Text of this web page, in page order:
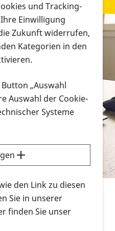
verschiedenen
nach Infonmaterial
bzw. herunterladen
dieErklärvideos zum
PRO RETINA-Website
Menschen an.
Infomaterial
und Tracking-
Einwilligung
Zukunft widerrufen,
Kategorien in den
„Auswahl
Auswahl der Cookie-
Systeme
den Link zu diesen
Sie in unserer
finden Sie unser